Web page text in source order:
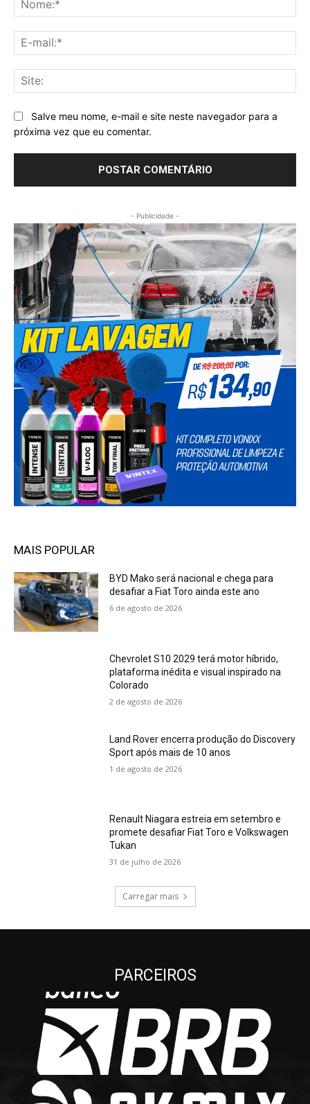
Salve meu nome, e-mail e site neste navegador para a
próxima vez que eu comentar.
- Publicidade -
MAIS POPULAR
BYD Mako será nacional e chega para
desafiar a Fiat Toro ainda este ano
6 de agosto de 2026
Chevrolet S10 2029 terá motor híbrido,
plataforma inédita e visual inspirado na
Colorado
2 de agosto de 2026
Land Rover encerra produção do Discovery
Sport após mais de 10 anos
1 de agosto de 2026
Renault Niagara estreia em setembro e
promete desafiar Fiat Toro e Volkswagen
Tukan
31 de julho de 2026
Carregar mais
PARCEIROS